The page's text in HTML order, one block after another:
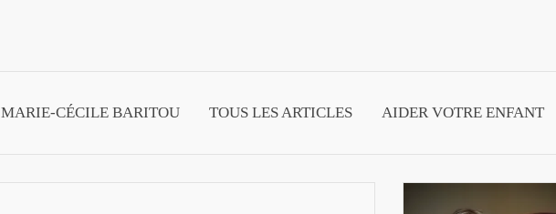
MARIE-CÉCILE BARITOU TOUS LES ARTICLES AIDER VOTRE ENFANT